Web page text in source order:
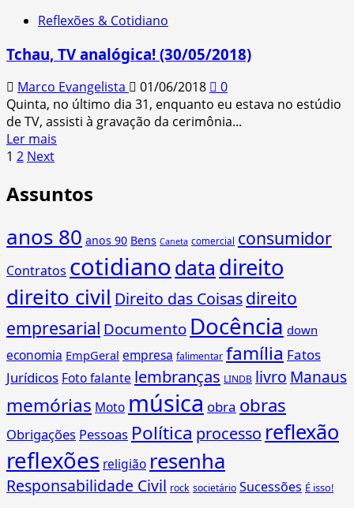
Grudando
no
da
Copa
de
2018
Reflexões & Cotidiano
Tchau, TV analógica! (30/05/2018)
Marco Evangelista 01/06/2018
0
Quinta, no último dia 31, enquanto eu estava no estúdio
de TV, assisti à gravação da cerimônia...
Ler mais
Tchau,
(30/05/2018)
Paginação
de
1 2 Next
Assuntos
anos 80 anos 90 Bens Caneta comercial consumidor
Contratos cotidianodata direito
direito civil Direito das Coisasdireito
empresarial Documento Docência down
economia EmpGeral empresa falimentar família Fatos
Jurídicos Foto falante lembranças LINDB livro Manaus
memórias Moto música obra obras
Obrigações Pessoas Política processo reflexão
reflexões religião resenha
Responsabilidade Civil rock societário Sucessões É isso!